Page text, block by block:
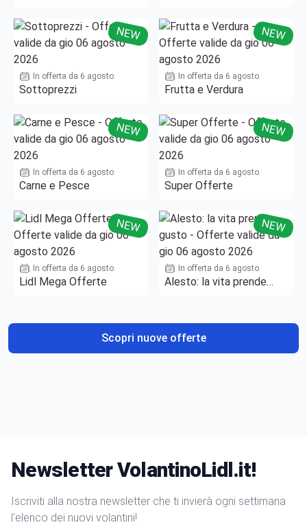
NEW
In offerta da 6 agosto
Sottoprezzi
NEW
In offerta da 6 agosto
Frutta e Verdura
NEW
In offerta da 6 agosto
Carne e Pesce
NEW
In offerta da 6 agosto
Super Offerte
NEW
In offerta da 6 agosto
Lidl Mega Offerte
NEW
In offerta da 6 agosto
Alesto: la vita prende
Scopri nuove offerte
Newsletter VolantinoLidl.it!
Iscriviti alla nostra newsletter che ti invierà ogni settimana
l'elenco dei nuovi volantini!